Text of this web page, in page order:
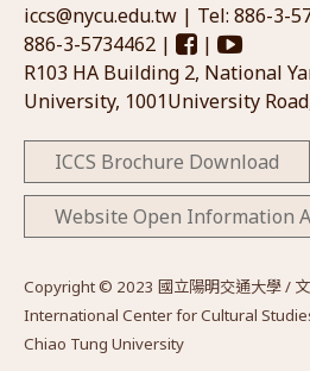
iccs@nycu.edu.tw | Tel: 886-3-
886-3-5734462 |
|
R103 HA Building 2, National
University, 1001University
ICCS Brochure Download
Website Open Information
Copyright © 2023 國立陽明交通大學 /
International Center for Cultural
Chiao Tung University